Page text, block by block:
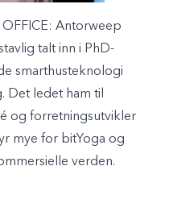
OFFICE: Antorweep
talt inn i PhD-
smarthusteknologi
Det ledet ham til
og forretningsutvikler
mye for bitYoga og
verden.